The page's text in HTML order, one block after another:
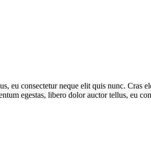
eu consectetur neque elit quis nunc. Cras
egestas, libero dolor auctor tellus, eu